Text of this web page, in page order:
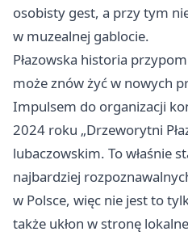
osobisty gest, a przy tym
w muzealnej gablocie.
Płazowska historia
może znów żyć w nowych
Impulsem do organizacji
2024 roku „Drzeworytni
lubaczowskim. To właśnie
najbardziej
w Polsce, więc nie jest to
także ukłon w stronę